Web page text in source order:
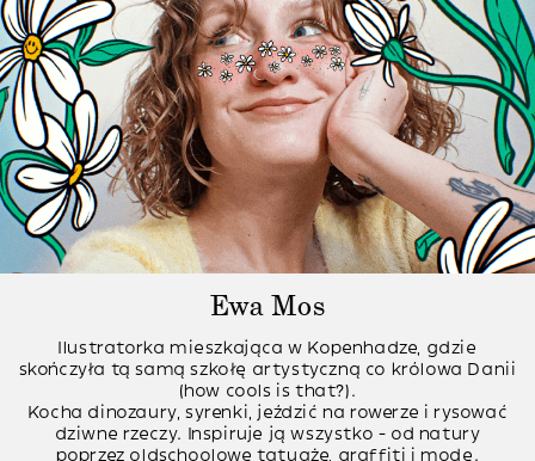
Ewa Mos
Ilustratorka mieszkająca w Kopenhadze, gdzie
skończyła tą samą szkołę artystyczną co królowa Danii
(how cools is that?).
Kocha dinozaury, syrenki, jeździć na rowerze i rysować
dziwne rzeczy. Inspiruje ją wszystko - od natury
poprzez oldschoolowe tatuaże, graffiti i modę.